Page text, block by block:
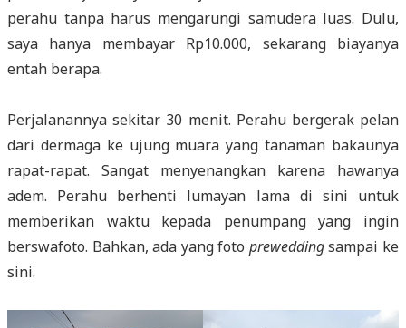
perahu tanpa harus mengarungi samudera luas. Dulu,
saya hanya membayar Rp10.000, sekarang biayanya
entah berapa.
Perjalanannya sekitar 30 menit. Perahu bergerak pelan
dari dermaga ke ujung muara yang tanaman bakaunya
rapat-rapat. Sangat menyenangkan karena hawanya
adem. Perahu berhenti lumayan lama di sini untuk
memberikan waktu kepada penumpang yang ingin
berswafoto. Bahkan, ada yang foto preweddingsampai ke
sini.